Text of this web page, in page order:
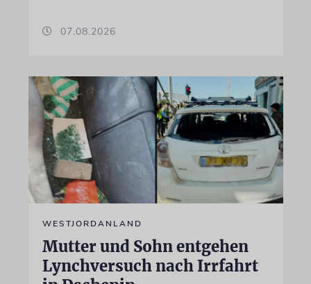
07.08.2026
WESTJORDANLAND
Mutter und Sohn entgehen
Lynchversuch nach Irrfahrt